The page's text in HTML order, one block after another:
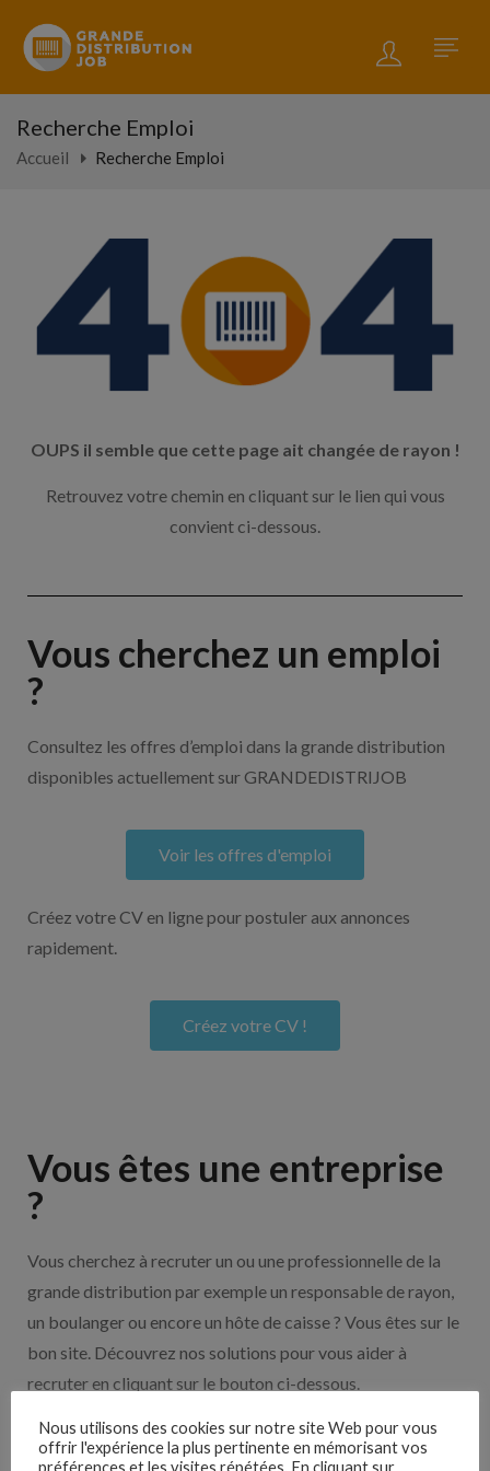
Recherche Emploi
Accueil Recherche Emploi
OUPS il semble que cette page ait changée de rayon !
Retrouvez votre chemin en cliquant sur le lien qui vous
convient ci-dessous.
Vous cherchez un emploi
?
Consultez les offres d’emploi dans la grande distribution
disponibles actuellement sur GRANDEDISTRIJOB
Voir les offres d'emploi
Créez votre CV en ligne pour postuler aux annonces
rapidement.
Créez votre CV !
Vous êtes une entreprise
?
Vous cherchez à recruter un ou une professionnelle de la
grande distribution par exemple un responsable de rayon,
un boulanger ou encore un hôte de caisse ? Vous êtes sur le
bon site. Découvrez nos solutions pour vous aider à
recruter en cliquant sur le bouton ci-dessous.
Nos solutions entreprises
Nous utilisons des cookies sur notre site Web pour vous
offrir l'expérience la plus pertinente en mémorisant vos
préférences et les visites répétées. En cliquant sur